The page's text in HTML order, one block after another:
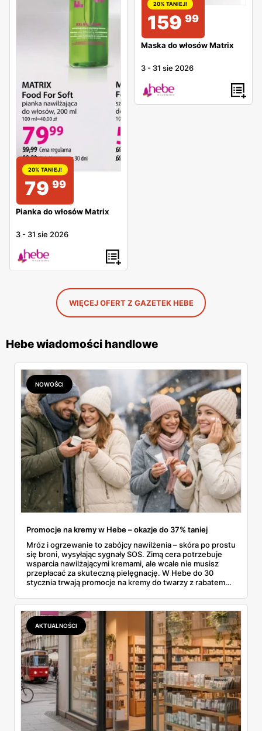
20% TANIEJ!
79 99
Pianka do włosów Matrix
3 - 31 sie 2026
20% TANIEJ!
159 99
Maska do włosów Matrix
3 - 31 sie 2026
WIĘCEJ OFERT Z GAZETEK HEBE
Hebe wiadomości handlowe
NOWOŚCI
Promocje na kremy w Hebe – okazje do 37% taniej
Mróz i ogrzewanie to zabójcy nawilżenia – skóra po prostu
się broni, wysyłając sygnały SOS. Zimą cera potrzebuje
wsparcia nawilżającymi kremami, ale wcale nie musisz
przepłacać za skuteczną pielęgnację. W Hebe do 30
stycznia trwają promocje na kremy do twarzy z rabatem
odżywcze kosmetyki koreańskie, jak i sprawdzone polskie
dermokosmetyki. Sprawdź, które produkty warto zgarnąć,
zanim wyprzedaż się skończy.
AKTUALNOŚCI